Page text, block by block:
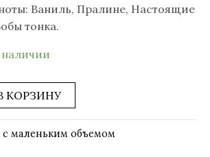
Ваниль, Пралине, Настоящие
тонка.
наличии
КОРЗИНУ
с маленьким объемом